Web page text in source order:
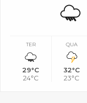
TER
29°C
24°C
QUA
32°C
23°C